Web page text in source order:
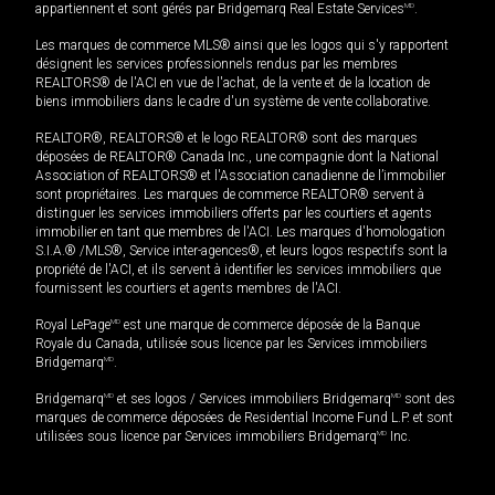
appartiennent et sont gérés par Bridgemarq Real Estate ServicesMD.
Les marques de commerce MLS® ainsi que les logos qui s'y rapportent
désignent les services professionnels rendus par les membres
REALTORS® de l'ACI en vue de l'achat, de la vente et de la location de
biens immobiliers dans le cadre d'un système de vente collaborative.
REALTOR®, REALTORS® et le logo REALTOR® sont des marques
déposées de REALTOR® Canada Inc., une compagnie dont la National
Association of REALTORS® et l'Association canadienne de l’immobilier
sont propriétaires. Les marques de commerce REALTOR® servent à
distinguer les services immobiliers offerts par les courtiers et agents
immobilier en tant que membres de l'ACI. Les marques d'homologation
S.I.A.® /MLS®, Service inter-agences®, et leurs logos respectifs sont la
propriété de l'ACI, et ils servent à identifier les services immobiliers que
fournissent les courtiers et agents membres de l'ACI.
Royal LePageMD est une marque de commerce déposée de la Banque
Royale du Canada, utilisée sous licence par les Services immobiliers
BridgemarqMD.
BridgemarqMD et ses logos / Services immobiliers BridgemarqMD sont des
marques de commerce déposées de Residential Income Fund L.P. et sont
utilisées sous licence par Services immobiliers BridgemarqMD Inc.